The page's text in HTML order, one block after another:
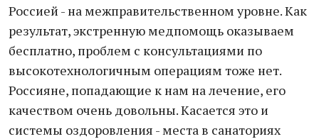
Россией - на межправительственном уровне. Как
результат, экстренную медпомощь оказываем
бесплатно, проблем с консультациями по
высокотехнологичным операциям тоже нет.
Россияне, попадающие к нам на лечение, его
качеством очень довольны. Касается это и
системы оздоровления - места в санаториях